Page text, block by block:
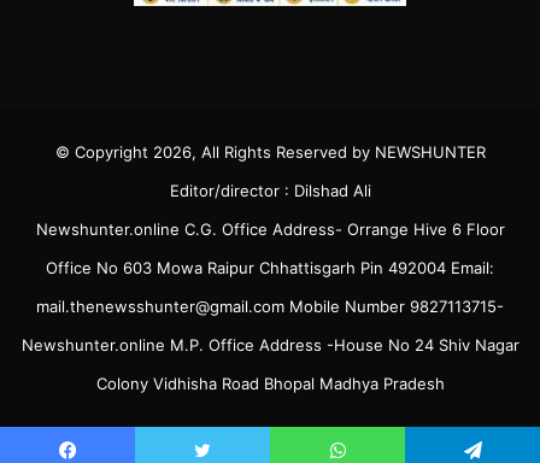
© Copyright 2026, All Rights Reserved by NEWSHUNTER
Editor/director : Dilshad Ali
Newshunter.online C.G. Office Address- Orrange Hive 6 Floor
Office No 603 Mowa Raipur Chhattisgarh Pin 492004 Email:
mail.thenewsshunter@gmail.com Mobile Number 9827113715-
Newshunter.online M.P. Office Address -House No 24 Shiv Nagar
Colony Vidhisha Road Bhopal Madhya Pradesh